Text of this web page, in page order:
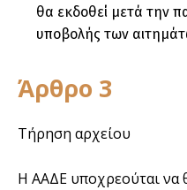
θα εκδοθεί μετά την
υποβολής των
Άρθρο 3
Τήρηση αρχείου
Η ΑΑΔΕ υποχρεούται να